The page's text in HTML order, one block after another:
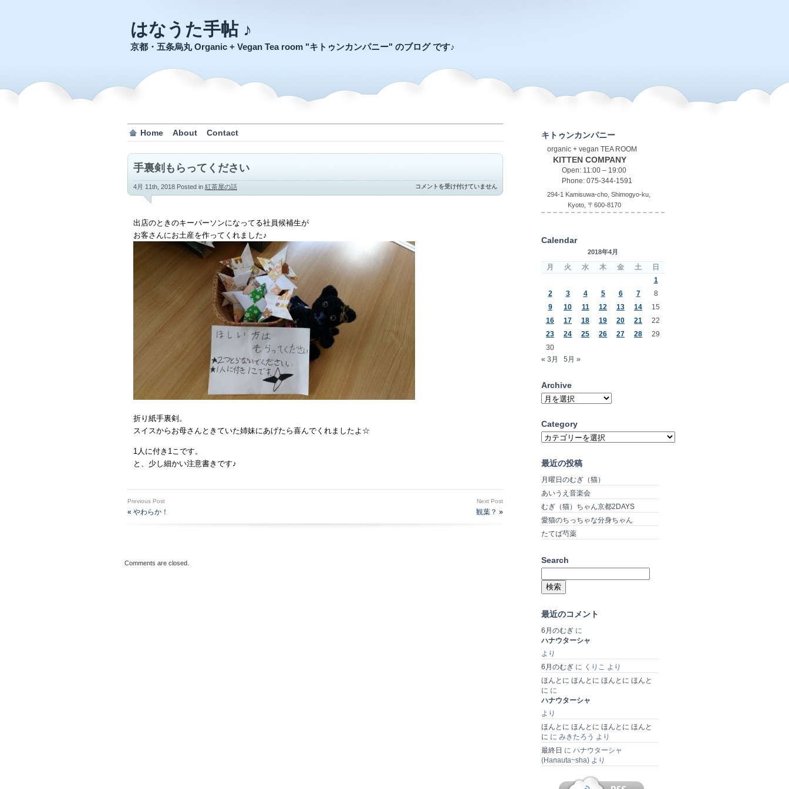
はなうた手帖 ♪
京都・五条烏丸 Organic + Vegan Tea room "キトゥンカンパニー" のブログ です♪
Home About Contact
手裏剣もらってください
4月 11th, 2018 Posted in 紅茶屋の話
手
裏
く
だ
コメントを受け付けていません
出店のときのキーパーソンになってる社員候補生が
お客さんにお土産を作ってくれました♪
折り紙手裏剣。
スイスからお母さんときていた姉妹にあげたら喜んでくれましたよ☆
1人に付き1こです。
と、少し細かい注意書きです♪
Previous Post
« やわらか！
Next Post
観葉？ »
Comments are closed.
キトゥンカンパニー
organic + vegan TEA ROOM
KITTEN COMPANY
Open: 11:00 – 19:00
Phone: 075-344-1591
294-1 Kamisuwa-cho, Shimogyo-ku,
Kyoto, 〒600-8170
Calendar
2018年4月
月 火 水 木 金 土
日
1
2
3 4 5 6 7
8
9
10 11 12 13 14
15
16
17 18 19 20 21
22
23
24 25 26 27 28
29
30
« 3月
5月 »
Archive
Archive
Category
Category
最近の投稿
月曜日のむぎ（猫）
あいうえ音楽会
むぎ（猫）ちゃん京都2DAYS
愛猫のちっちゃな分身ちゃん
たてば芍薬
Search
索:
最近のコメント
6月のむぎ に
ハナウターシャ
より
6月のむぎ に くりこ より
ほんとに ほんとに ほんとに ほんと
に に
ハナウターシャ
より
ほんとに ほんとに ほんとに ほんと
に に みきたろう より
最終日 に ハナウターシャ
(Hanauta~sha) より